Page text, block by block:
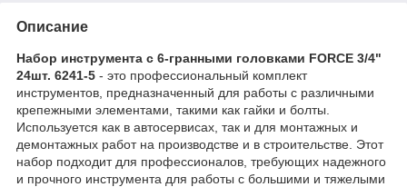
Описание
Набор инструмента с 6-гранными головками FORCE 3/4"
24шт. 6241-5 - это профессиональный комплект
инструментов, предназначенный для работы с различными
крепежными элементами, такими как гайки и болты.
Используется как в автосервисах, так и для монтажных и
демонтажных работ на производстве и в строительстве. Этот
набор подходит для профессионалов, требующих надежного
и прочного инструмента для работы с большими и тяжелыми